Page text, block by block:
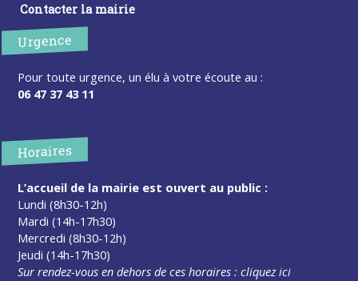
Contacter la mairie
Urgence
Pour toute urgence, un élu à votre écoute au :
06 47 37 43 11
Horaires
L’accueil de la mairie est ouvert au public :
Lundi (8h30-12h)
Mardi (14h-17h30)
Mercredi (8h30-12h)
Jeudi (14h-17h30)
Sur rendez-vous en dehors de ces horaires :cliquez ici